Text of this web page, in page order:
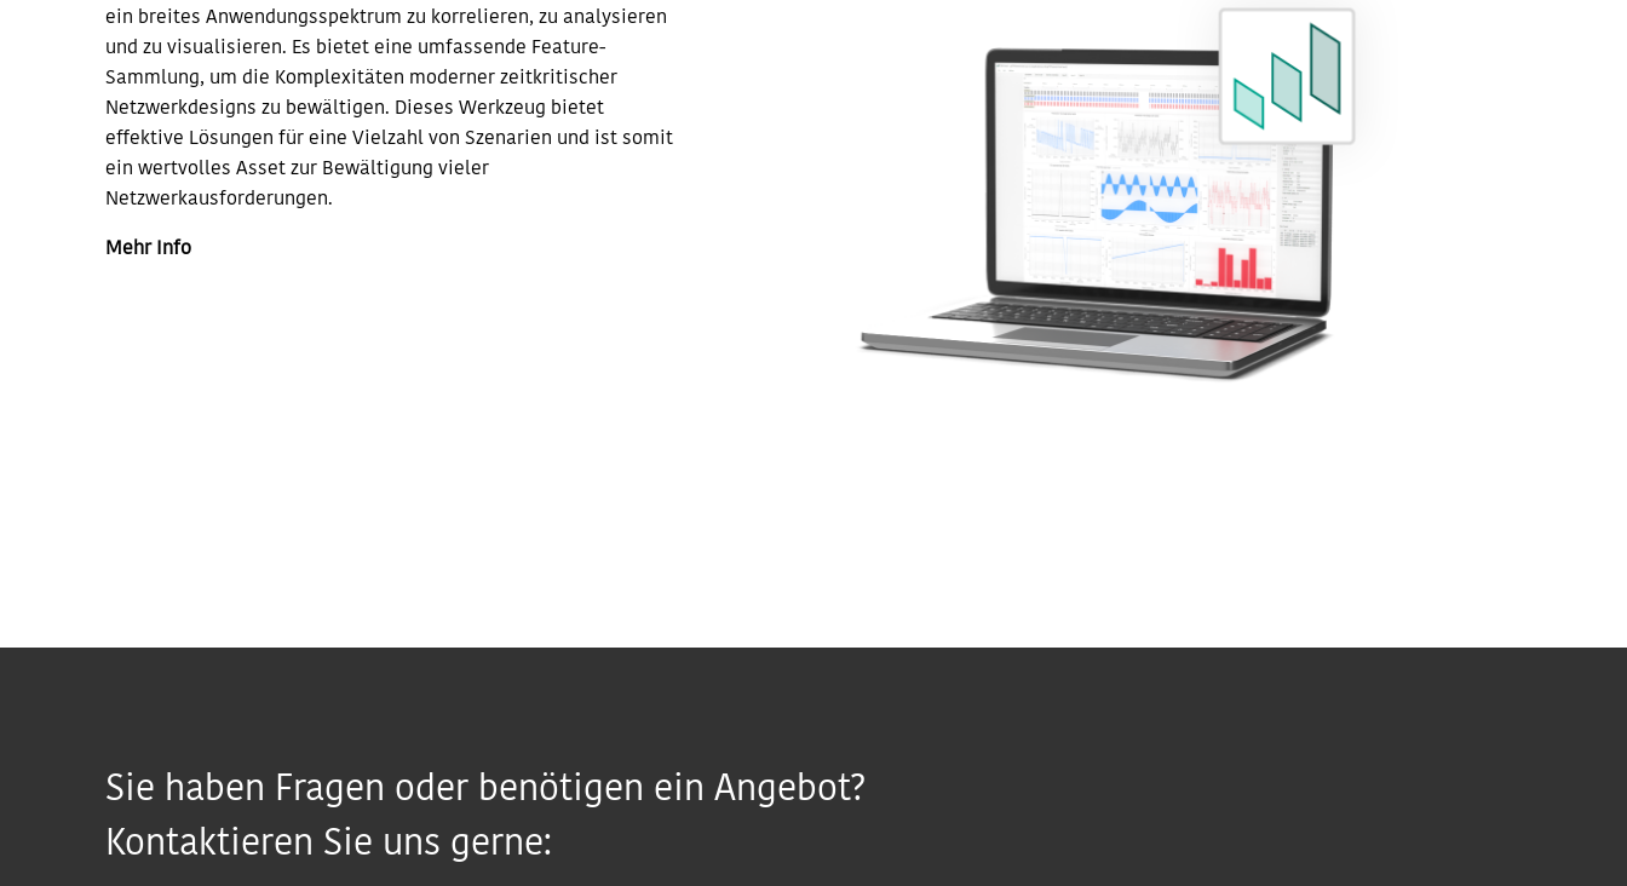
ein breites Anwendungsspektrum zu korrelieren, zu analysieren
und zu visualisieren. Es bietet eine umfassende Feature-
Sammlung, um die Komplexitäten moderner zeitkritischer
Netzwerkdesigns zu bewältigen. Dieses Werkzeug bietet
effektive Lösungen für eine Vielzahl von Szenarien und ist somit
ein wertvolles Asset zur Bewältigung vieler
Netzwerkausforderungen.
Mehr Info
Sie haben Fragen oder benötigen ein Angebot?
Kontaktieren Sie uns gerne: